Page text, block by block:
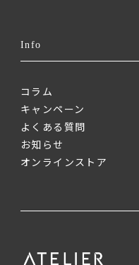
Info
コラム
キャンペーン
よくある質問
お知らせ
オンラインストア